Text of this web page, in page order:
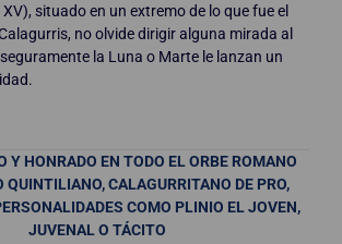
situado en un extremo de lo que fue el
no olvide dirigir alguna mirada al
la Luna o Marte le lanzan un
Y HONRADO EN TODO EL ORBE ROMANO
QUINTILIANO, CALAGURRITANO DE PRO,
COMO PLINIO EL JOVEN,
JUVENAL O TÁCITO